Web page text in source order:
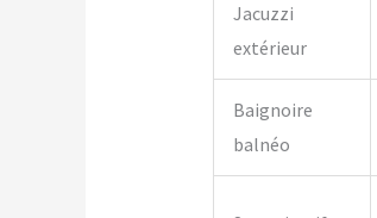
Jacuzzi
extérieur
Baignoire
balnéo